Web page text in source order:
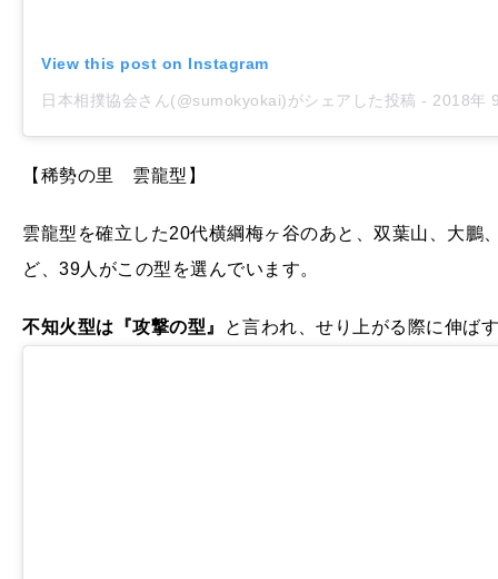
View this post on Instagram
日本相撲協会さん(@sumokyokai)がシェアした投稿 - 2018年 9月月
【稀勢の里 雲龍型】
雲龍型を確立した20代横綱梅ヶ谷のあと、双葉山、大鵬
ど、39人がこの型を選んでいます。
不知火型は『攻撃の型』 と言われ、せり上がる際に伸ば